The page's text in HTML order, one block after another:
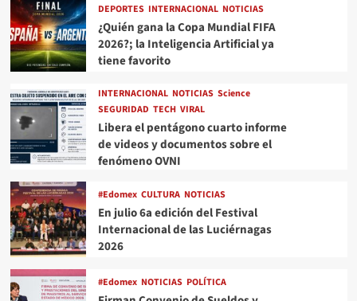
DEPORTES INTERNACIONAL NOTICIAS
¿Quién gana la Copa Mundial FIFA
2026?; la Inteligencia Artificial ya
tiene favorito
INTERNACIONAL NOTICIAS Science
SEGURIDAD TECH VIRAL
Libera el pentágono cuarto informe
de videos y documentos sobre el
fenómeno OVNI
#Edomex CULTURA NOTICIAS
En julio 6a edición del Festival
Internacional de las Luciérnagas
2026
#Edomex NOTICIAS POLÍTICA